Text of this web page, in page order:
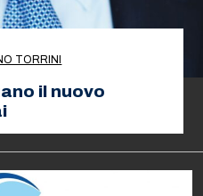
TORRINI
il nuovo